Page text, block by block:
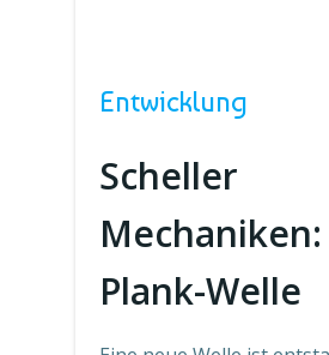
Entwicklung
Scheller
Plank-Welle